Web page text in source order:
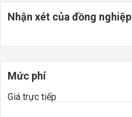
Nhận xét của đồng nghiệp
Mức phí
Giá trực tiếp